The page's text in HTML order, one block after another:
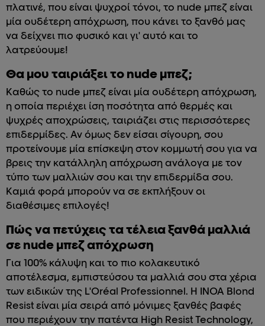
πλατινέ, που είναι ψυχροί τόνοι, το nude μπεζ είναι
μία ουδέτερη απόχρωση, που κάνει το ξανθό μας
να δείχνει πιο φυσικό και γι' αυτό και το
λατρεύουμε!
Θα μου ταιριάξει το nude μπεζ;
Καθώς το nude μπεζ είναι μία ουδέτερη απόχρωση,
η οποία περιέχει ίση ποσότητα από θερμές και
ψυχρές αποχρώσεις, ταιριάζει στις περισσότερες
επιδερμίδες. Αν όμως δεν είσαι σίγουρη, σου
προτείνουμε μία επίσκεψη στον κομμωτή σου για να
βρεις την κατάλληλη απόχρωση ανάλογα με τον
τύπο των μαλλιών σου και την επιδερμίδα σου.
Καμιά φορά μπορούν να σε εκπλήξουν οι
διαθέσιμες επιλογές!
Πώς να πετύχεις τα τέλεια ξανθά μαλλιά
σε nude μπεζ απόχρωση
Για 100% κάλυψη και το πιο κολακευτικό
αποτέλεσμα, εμπιστεύσου τα μαλλιά σου στα χέρια
των ειδικών της L'Oréal Professionnel. Η INOA Blond
Resist είναι μία σειρά από μόνιμες ξανθές βαφές
που περιέχουν την πατέντα High Resist Technology,